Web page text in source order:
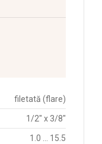
filetată (flare)
1/2" x 3/8"
1.0 ... 15.5